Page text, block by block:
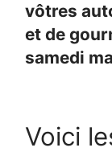
vôtres
et de
samedi
Voici